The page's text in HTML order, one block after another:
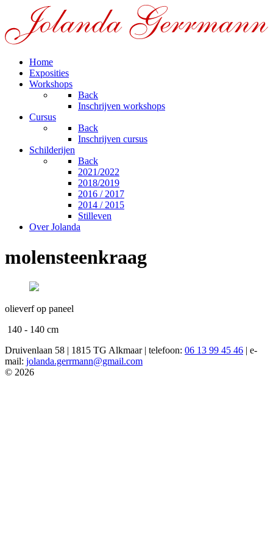
Home
Exposities
Workshops
Back
Inschrijven workshops
Cursus
Back
Inschrijven cursus
Schilderijen
Back
2021/2022
2018/2019
2016 / 2017
2014 / 2015
Stilleven
Over Jolanda
molensteenkraag
olieverf op paneel
140 - 140 cm
Druivenlaan 58 | 1815 TG Alkmaar | telefoon: 06 13 99 45 46 | e-
mail: jolanda.gerrmann@gmail.com
© 2026